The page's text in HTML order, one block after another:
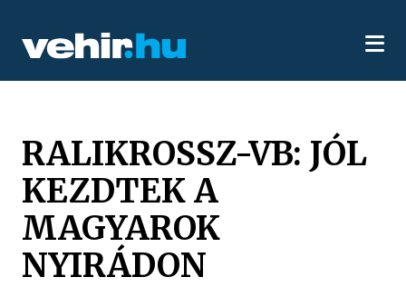
RALIKROSSZ-VB: JÓL
KEZDTEK A
MAGYAROK
NYIRÁDON